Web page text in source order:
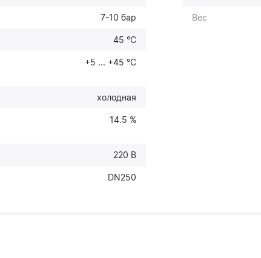
7-10 бар
45 °C
+5 ... +45 °С
холодная
14.5 %
220 В
DN250
Вес